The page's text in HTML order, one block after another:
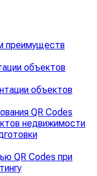
преимуществ
объектов
объектов
QR Codes
недвижимости
QR Codes при